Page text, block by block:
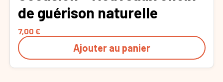
de guérison naturelle
7,00 €
Ajouter au panier